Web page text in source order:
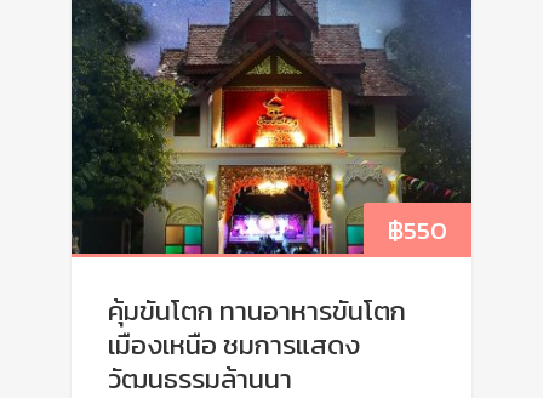
฿550
คุ้มขันโตก ทานอาหารขันโตก
เมืองเหนือ ชมการแสดง
วัฒนธรรมล้านนา